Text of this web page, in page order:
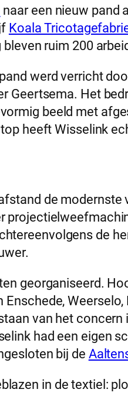
naar een nieuw pand
Koala
ruim 200
werd verricht
Geertsema. Het
beeld met
top heeft Wisselink
de modernste
de
georganiseerd.
van het
had een eigen
bij de
in de textiel: